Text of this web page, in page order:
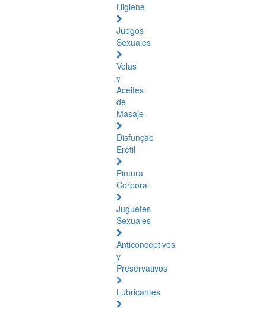
Higiene
Juegos
Sexuales
Velas
y
Aceites
de
Masaje
Disfunção
Erétil
Pintura
Corporal
Juguetes
Sexuales
Anticonceptivos
y
Preservativos
Lubricantes